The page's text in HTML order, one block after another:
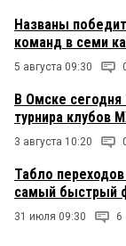
Названы
команд в семи
5 августа 09:30
В Омске
турнира клубов
3 августа 10:20
Табло
самый быстрый
31 июля 09:30 6